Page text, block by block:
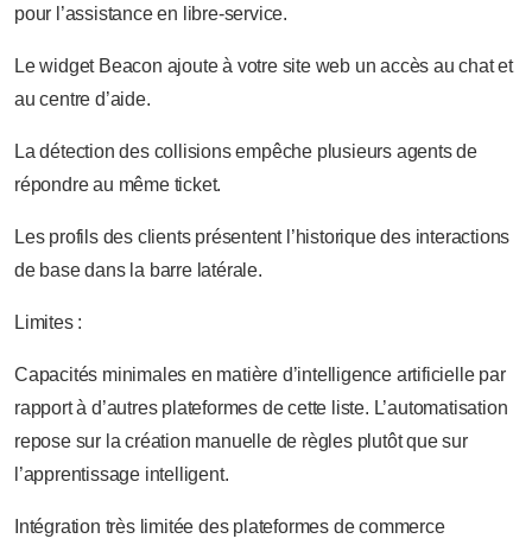
pour l’assistance en libre-service.
Le widget Beacon ajoute à votre site web un accès au chat et
au centre d’aide.
La détection des collisions empêche plusieurs agents de
répondre au même ticket.
Les profils des clients présentent l’historique des interactions
de base dans la barre latérale.
Limites :
Capacités minimales en matière d’intelligence artificielle par
rapport à d’autres plateformes de cette liste. L’automatisation
repose sur la création manuelle de règles plutôt que sur
l’apprentissage intelligent.
Intégration très limitée des plateformes de commerce